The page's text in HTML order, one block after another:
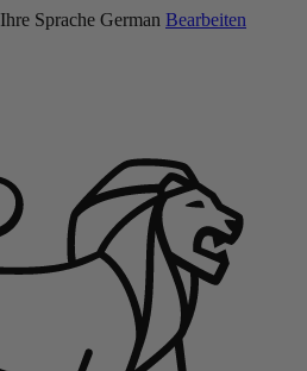
Ihre Sprache German Bearbeiten